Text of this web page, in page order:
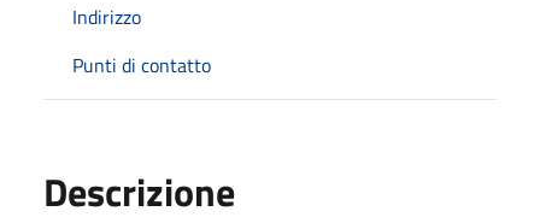
Indirizzo
Punti di contatto
Descrizione